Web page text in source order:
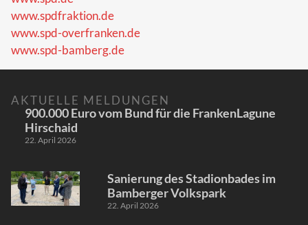
www.spdfraktion.de
www.spd-overfranken.de
www.spd-bamberg.de
AKTUELLE MELDUNGEN
900.000 Euro vom Bund für die FrankenLagune
Hirschaid
22. April 2026
Sanierung des Stadionbades im
Bamberger Volkspark
22. April 2026